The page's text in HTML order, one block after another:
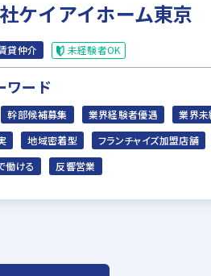
ケイアイホーム東京
貸仲介 未経験者OK
ワード
幹部候補募集 業界経験者優遇
業界
地域密着型
フランチャイズ加盟店舗
働ける
反響営業